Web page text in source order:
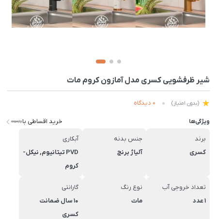
شیر ظرفشویی کسری مدل آمازون کروم مات
(بدون امتیاز) 0 دیدگاه
ویژگی‌ها خرید اقساطی با
برند
کسری
جنس بدنه
آلیاژ برنج
آبکاری
PVD تیتانیوم, نیکل-
کروم
تعداد خروجی آب
1 عدد
نوع رنگ
مات
گارانتی
10 سال ضمانت
کسری